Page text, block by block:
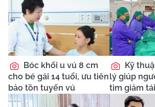
Bóc khối u vú 8 cm
cho bé gái 14 tuổi, ưu tiên
bảo tồn tuyến vú
Kỹ
lý giúp
tim giảm